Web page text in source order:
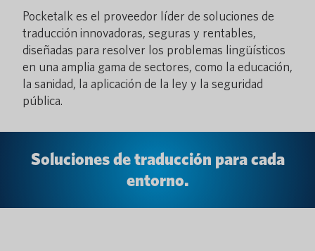
Pocketalk es el proveedor líder de soluciones de
traducción innovadoras, seguras y rentables,
diseñadas para resolver los problemas lingüísticos
en una amplia gama de sectores, como la educación,
la sanidad, la aplicación de la ley y la seguridad
pública.
Soluciones de traducción para cada
entorno.